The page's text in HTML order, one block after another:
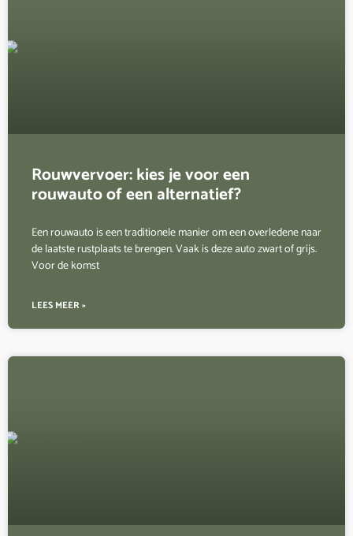
Rouwvervoer: kies je voor een
rouwauto of een alternatief?
Een rouwauto is een traditionele manier om een overledene naar
de laatste rustplaats te brengen. Vaak is deze auto zwart of grijs.
Voor de komst
LEES MEER »